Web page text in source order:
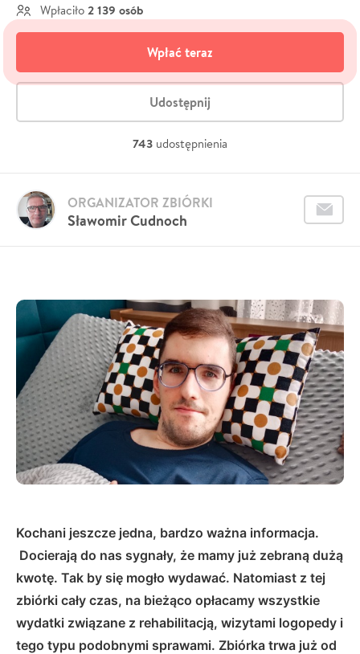
Wpłaciło 2 139 osób
Wpłać teraz
Udostępnij
743 udostępnienia
Sławomir Cudnoch
ORGANIZATOR ZBIÓRKI
Kochani jeszcze jedna, bardzo ważna informacja.
Docierają do nas sygnały, że mamy już zebraną dużą
kwotę. Tak by się mogło wydawać. Natomiast z tej
zbiórki cały czas, na bieżąco opłacamy wszystkie
wydatki związane z rehabilitacją, wizytami logopedy i
tego typu podobnymi sprawami. Zbiórka trwa już od